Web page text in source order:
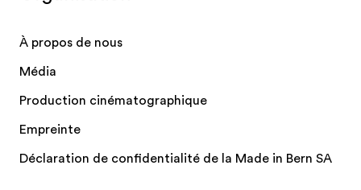
À propos de nous
Média
Production cinématographique
Empreinte
Déclaration de confidentialité de la Made in Bern SA